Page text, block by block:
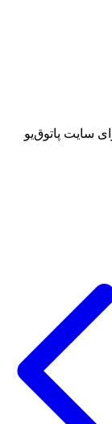
سایت پاتوق‌یو